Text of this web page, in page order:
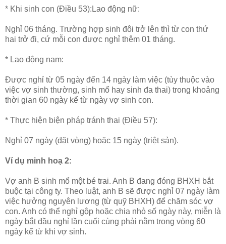
* Khi sinh con (Điều 53):Lao động nữ:
Nghỉ 06 tháng. Trường hợp sinh đôi trở lên thì từ con thứ
hai trở đi, cứ mỗi con được nghỉ thêm 01 tháng.
* Lao động nam:
Được nghỉ từ 05 ngày đến 14 ngày làm việc (tùy thuộc vào
việc vợ sinh thường, sinh mổ hay sinh đa thai) trong khoảng
thời gian 60 ngày kể từ ngày vợ sinh con.
* Thực hiện biện pháp tránh thai (Điều 57):
Nghỉ 07 ngày (đặt vòng) hoặc 15 ngày (triệt sản).
Ví dụ minh hoạ 2:
Vợ anh B sinh mổ một bé trai. Anh B đang đóng BHXH bắt
buộc tại công ty. Theo luật, anh B sẽ được nghỉ 07 ngày làm
việc hưởng nguyên lương (từ quỹ BHXH) để chăm sóc vợ
con. Anh có thể nghỉ gộp hoặc chia nhỏ số ngày này, miễn là
ngày bắt đầu nghỉ lần cuối cùng phải nằm trong vòng 60
ngày kể từ khi vợ sinh.